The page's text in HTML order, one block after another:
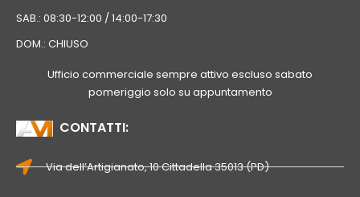
SAB.: 08:30-12:00 / 14:00-17:30
DOM.: CHIUSO
Ufficio commerciale sempre attivo escluso sabato
pomeriggio solo su appuntamento
CONTATTI:
Via dell’Artigianato, 10 Cittadella 35013 (PD)